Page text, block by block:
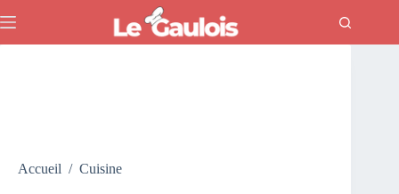
au
Accueil / Cuisine